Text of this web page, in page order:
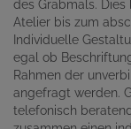
des Grabmals.
Atelier bis zum
Individuelle
egal ob
Rahmen der
angefragt werden.
telefonisch